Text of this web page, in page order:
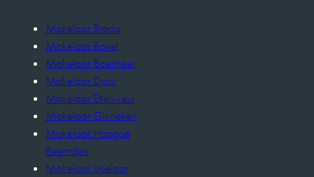
Makelaar Breda
Makelaar Bavel
Makelaar Boeimeer
Makelaar Dorst
Makelaar Etten-Leur
Makelaar Ginneken
Makelaar Haagse
Beemden
Makelaar IJpelaar